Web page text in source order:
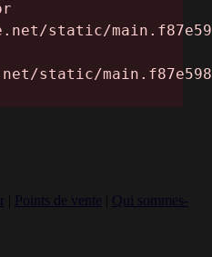
Points de vente
Qui sommes-